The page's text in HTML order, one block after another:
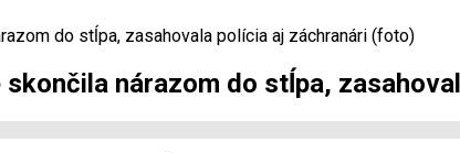
do stĺpa, zasahovala polícia aj záchranári (foto)
nárazom do stĺpa,